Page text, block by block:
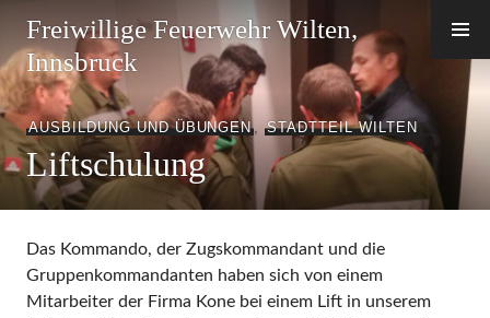
Inhalt
springen
Freiwillige Feuerwehr Wilten,
Innsbruck
AUSBILDUNG UND ÜBUNGEN,STADTTEIL WILTEN
Liftschulung
Das Kommando, der Zugskommandant und die
Gruppenkommandanten haben sich von einem
Mitarbeiter der Firma Kone bei einem Lift in unserem